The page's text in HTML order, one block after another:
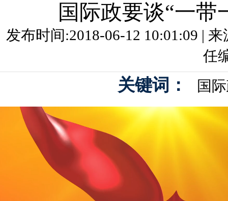
国际政要谈“一带
发布时间:2018-06-12 10:01:09 |
任
关键词： 国